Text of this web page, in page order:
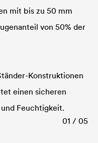
mit bis zu 50 mm
von 50% der
Konstruktionen
einen sicheren
Feuchtigkeit.
01 / 05